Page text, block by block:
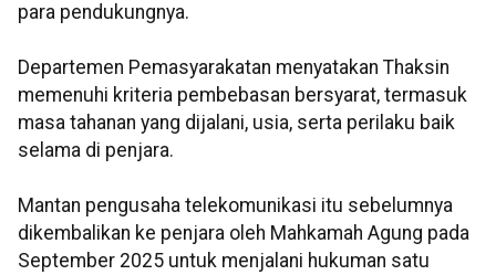
para pendukungnya.
Departemen Pemasyarakatan menyatakan Thaksin
memenuhi kriteria pembebasan bersyarat, termasuk
masa tahanan yang dijalani, usia, serta perilaku baik
selama di penjara.
Mantan pengusaha telekomunikasi itu sebelumnya
dikembalikan ke penjara oleh Mahkamah Agung pada
September 2025 untuk menjalani hukuman satu